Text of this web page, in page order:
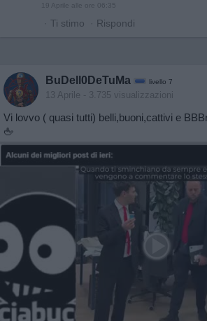
19 Aprile alle ore 06:35
· Ti stimo · Rispondi
BuDell0DeTuMa livello 7
13 Aprile - 3.735 visualizzazioni
Vi lovvo ( quasi tutti) belli,buoni,cattivi e
🖕